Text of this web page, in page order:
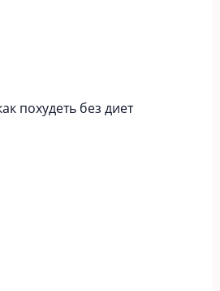
похудеть без диет